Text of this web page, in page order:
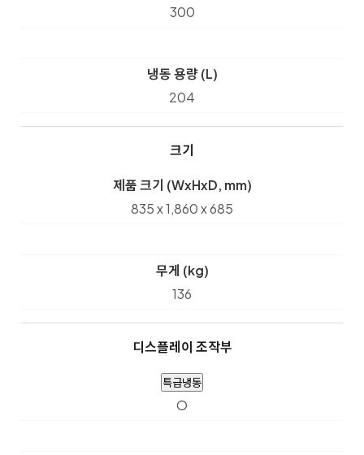
300
냉동 용량 (L)
204
크기
제품 크기 (WxHxD, mm)
835 x 1,860 x 685
무게 (kg)
136
디스플레이 조작부
특급냉동
O